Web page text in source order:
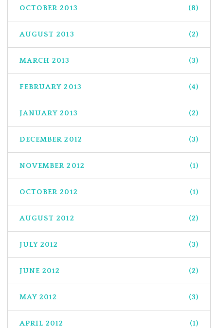
OCTOBER 2013 (8)
AUGUST 2013 (2)
MARCH 2013 (3)
FEBRUARY 2013 (4)
JANUARY 2013 (2)
DECEMBER 2012 (3)
NOVEMBER 2012 (1)
OCTOBER 2012 (1)
AUGUST 2012 (2)
JULY 2012 (3)
JUNE 2012 (2)
MAY 2012 (3)
APRIL 2012 (1)